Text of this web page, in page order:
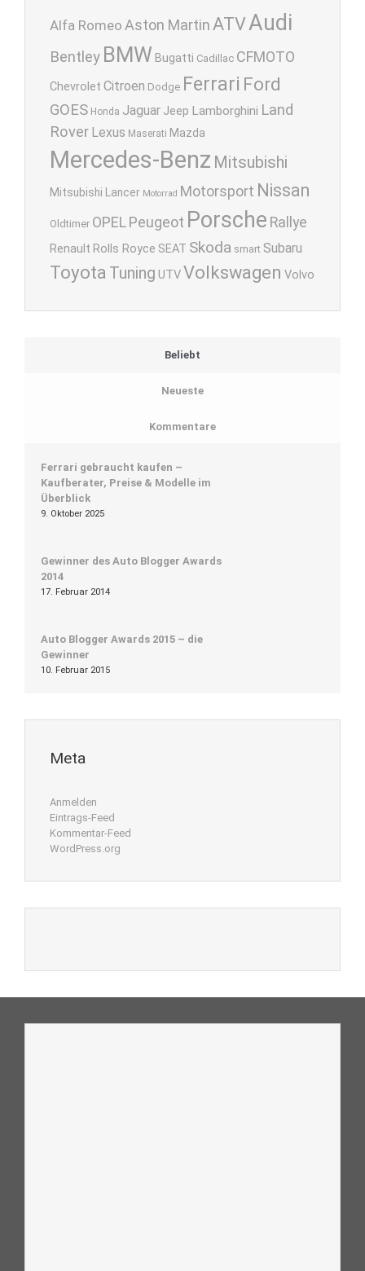
Alfa Romeo Aston Martin ATVAudi
Bentley BMW Bugatti Cadillac CFMOTO
Chevrolet Citroen Dodge Ferrari Ford
GOES Honda Jaguar Jeep Lamborghini Land
Rover Lexus Maserati Mazda
Mercedes-Benz Mitsubishi
Mitsubishi Lancer Motorrad Motorsport Nissan
Oldtimer OPELPeugeot Porsche Rallye
Renault Rolls Royce SEAT Skoda smart Subaru
Toyota Tuning UTVVolkswagen Volvo
Beliebt
Neueste
Kommentare
Ferrari gebraucht kaufen –
Kaufberater, Preise & Modelle im
Überblick
9. Oktober 2025
Gewinner des Auto Blogger Awards
2014
17. Februar 2014
Auto Blogger Awards 2015 – die
Gewinner
10. Februar 2015
Meta
Anmelden
Eintrags-Feed
Kommentar-Feed
WordPress.org